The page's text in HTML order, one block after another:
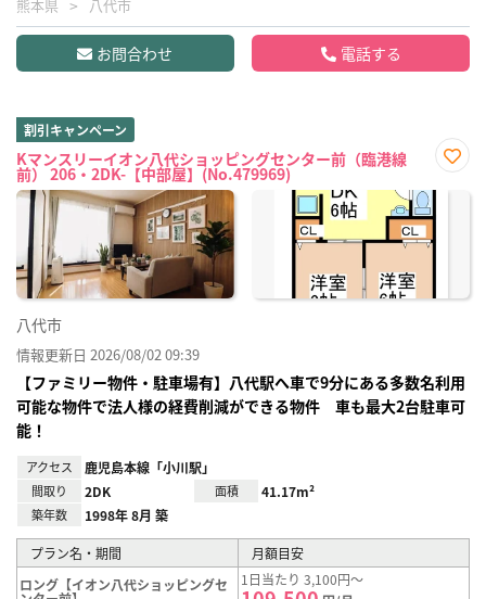
熊本県 八代市
お問合わせ 電話する
割引キャンペーン
Kマンスリーイオン八代ショッピングセンター前（臨港線
前） 206・2DK-【中部屋】(No.479969)
に入
八代市
情報更新日 2026/08/02 09:39
【ファミリー物件・駐車場有】八代駅へ車で9分にある多数名利用
可能な物件で法人様の経費削減ができる物件 車も最大2台駐車可
能！
アクセス 鹿児島本線「小川駅」
間取り 2DK 面積 41.17m²
築年数 1998年 8月 築
プラン名・期間
月額目安
ロング【イオン八代ショッピングセ
1日当たり 3,100円～